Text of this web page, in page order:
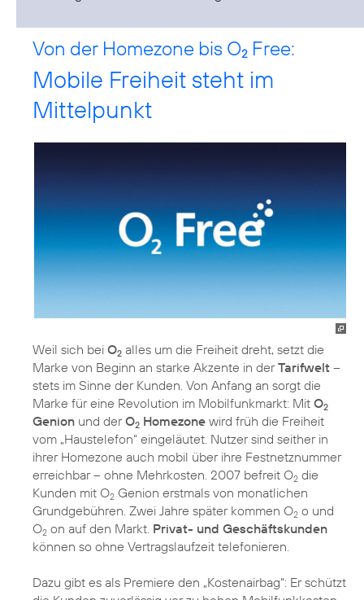
Von der Homezone bis O2 Free:
Mobile Freiheit steht im
Mittelpunkt
Weil sich bei O2 alles um die Freiheit dreht, setzt die
Marke von Beginn an starke Akzente in derTarifwelt –
stets im Sinne der Kunden. Von Anfang an sorgt die
Marke für eine Revolution im Mobilfunkmarkt: Mit O2
Genion und derO2 Homezone wird früh die Freiheit
vom „Haustelefon“ eingeläutet. Nutzer sind seither in
ihrer Homezone auch mobil über ihre Festnetznummer
erreichbar – ohne Mehrkosten. 2007 befreit O2 die
Kunden mit O2 Genion erstmals von monatlichen
Grundgebühren. Zwei Jahre später kommen O2 o und
O2 on auf den Markt. Privat- und Geschäftskunden
können so ohne Vertragslaufzeit telefonieren.
Dazu gibt es als Premiere den „Kostenairbag“: Er schützt